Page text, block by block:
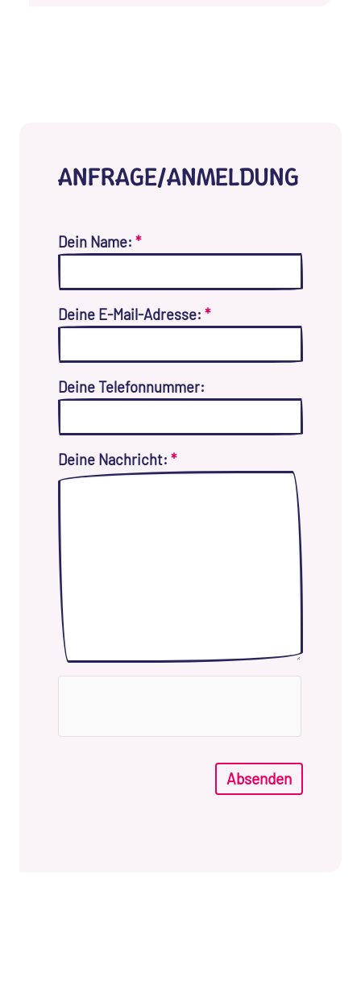
ANFRAGE/ANMELDUNG
Dein Name: *
Deine E-Mail-Adresse: *
Deine Telefonnummer:
Deine Nachricht: *
Absenden